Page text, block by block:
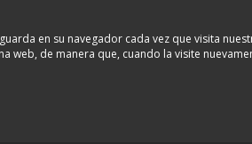
en su navegador cada vez que visita
web, de manera que, cuando la visite